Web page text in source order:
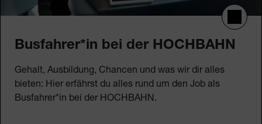
Busfahrer*in bei der HOCHBAHN
Gehalt, Ausbildung, Chancen und was wir dir alles
bieten: Hier erfährst du alles rund um den Job als
Busfahrer*in bei der HOCHBAHN.